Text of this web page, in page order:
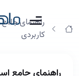
راهنمای جامع
کاربردی
راهنمای جامع